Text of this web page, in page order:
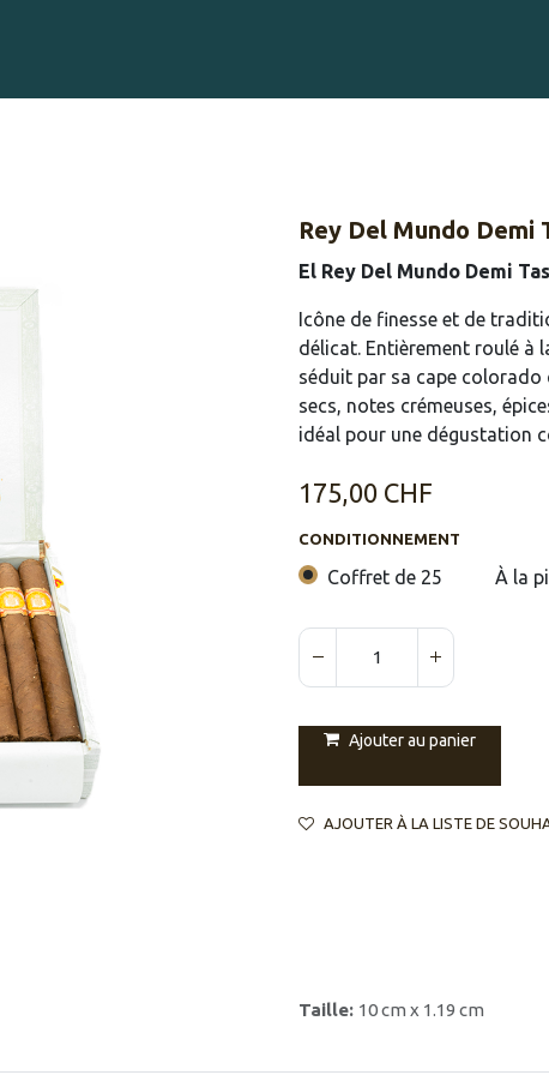
Rey Del Mundo Demi
El Rey Del Mundo Demi
Icône de finesse et de
délicat. Entièrement roulé à
séduit par sa cape
secs, notes crémeuses,
idéal pour une dégustation
175,00 CHF
CONDITIONNEMENT
Coffret de 25 À la
Ajouter au panier
AJOUTER À LA LISTE DE
Taille: 10 cm x 1.19 cm